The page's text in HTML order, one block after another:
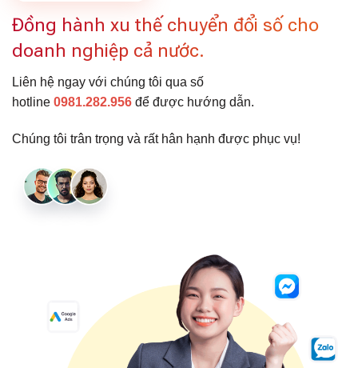
Đồng hành xu thế chuyển đổi số cho
doanh nghiệp cả nước.
Liên hệ ngay với chúng tôi qua số
hotline 0981.282.956 để được hướng dẫn.
Chúng tôi trân trọng và rất hân hạnh được phục vụ!